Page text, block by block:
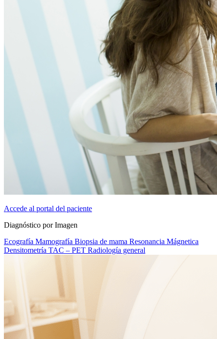
Accede al portal del paciente
Diagnóstico por Imagen
Ecografía Mamografía Biopsia de mama Resonancia Mágnetica
Densitometría TAC – PET Radiología general